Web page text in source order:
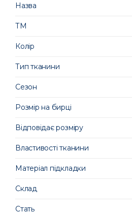
Назва
ТМ
Колір
Тип тканини
Сезон
Розмір на бирці
Відповідає розміру
Властивості тканини
Матеріал підкладки
Склад
Стать